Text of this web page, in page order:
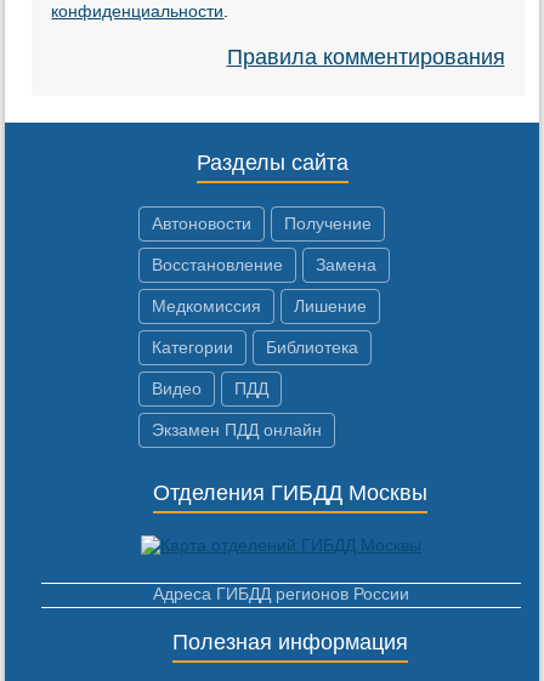
конфиденциальности
Правила комментирования
Разделы сайта
Автоновости Получение
Восстановление Замена
Медкомиссия Лишение
Категории Библиотека
Видео ПДД
Экзамен ПДД онлайн
Отделения ГИБДД Москвы
Адреса ГИБДД регионов России
Полезная информация